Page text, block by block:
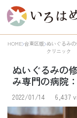
HOME 台東区版 ぬいぐるみ
クリニック
ぬいぐるみの
み専門の病院
2022/01/14 6,437